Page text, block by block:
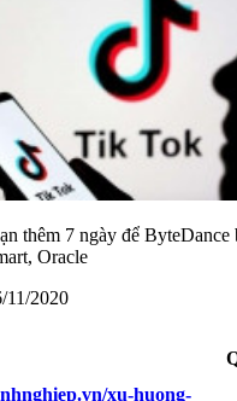
thêm 7 ngày để ByteDance
Oracle
11/2020
xu-huong-